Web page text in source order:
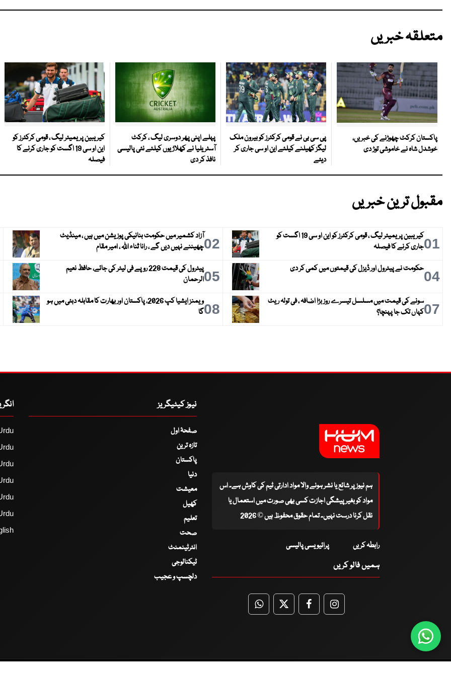
متعلقہ خبریں
پاکستان کرکٹ چھوڑنے کی خبریں،
خوشدل شاہ نے خاموشی توڑ دی
پی سی بی نے قومی کرکٹرز کو بیرون ملک
لیگز کھیلنے کیلئے این او سی جاری کر
دیئے
پہلے اپنی پھر دوسری لیگ ، کرکٹ
آسٹریلیا نے کھلاڑیوں کیلئے نئی پالیسی
نافذ کر دی
کیریبین پریمیئر لیگ ، قومی کرکٹرز کو
این او سی 19 اگست کو جاری کرنے کا
فیصلہ
مقبول ترین خبریں
01
کیریبین پریمیئر لیگ ، قومی کرکٹرز کو این او سی 19 اگست کو
جاری کرنے کا فیصلہ
02آزاد کشمیر میں حکومت بنانیکی پوزیشن میں ہیں ، مینڈیٹ
چھیننے نہیں دیں گے ، رانا ثناء اللہ ، امیر مقام
04حکومت نے پیٹرول اور ڈیزل کی قیمتوں میں کمی کر دی 05
پیٹرول کی قیمت 228 روپے فی لیٹر کی جائے، حافظ نعیم
الرحمان
07سونے کی قیمت میں مسلسل تیسرے روز بڑا اضافہ ، فی تولہ ریٹ
کہاں تک جا پہنچا؟
08
ویمنز ایشیا کپ 2026، پاکستان اور بھارت کا مقابلہ دبئی میں ہو
گا
ہم نیوز پر شائع یا نشر ہونے والا مواد ادارتی ٹیم کی کاوش ہے۔ اس
مواد کو بغیر پیشگی اجازت کسی بھی صورت میں استعمال یا
نقل کرنا درست نہیں۔ تمام حقوق محفوظ ہیں © 2026
رابطہ کریں پرائیویسی پالیسی
ہمیں فالو کریں
WhatsApp
TwitterFacebookFacebook
نیوز کیٹیگریز
صفحۂ اول
تازہ ترین
پاکستان
دنیا
معیشت
کھیل
تعلیم
صحت
انٹرٹینمنٹ
ٹیکنالوجی
دلچسپ و عجیب